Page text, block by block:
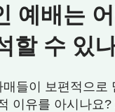
예배는
할 수 있
들이 보편적으로
이유를 아시나요?